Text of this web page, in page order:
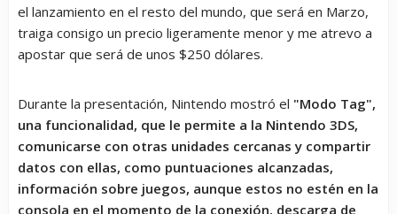
el lanzamiento en el resto del mundo, que será en Marzo,
traiga consigo un precio ligeramente menor y me atrevo a
apostar que será de unos $250 dólares.
Durante la presentación, Nintendo mostró el "Modo Tag",
una funcionalidad, que le permite a la Nintendo 3DS,
comunicarse con otras unidades cercanas y compartir
datos con ellas, como puntuaciones alcanzadas,
información sobre juegos, aunque estos no estén en la
consola en el momento de la conexión, descarga de